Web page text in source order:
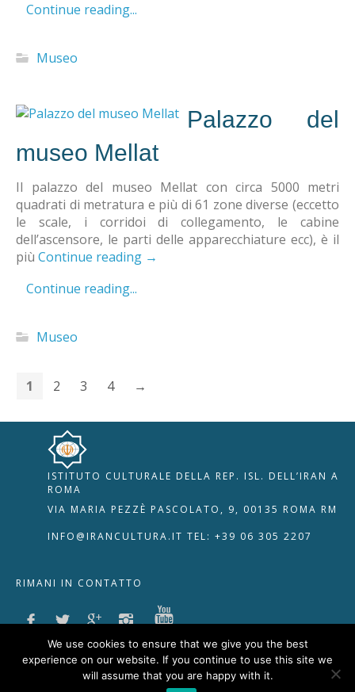
Continue reading...
Museo
Palazzo del
museo Mellat
Il palazzo del museo Mellat con circa 5000 metri
quadrati di metratura e più di 61 zone diverse (eccetto
le scale, i corridoi di collegamento, le cabine
dell’ascensore, le parti delle apparecchiature ecc), è il
più Continue reading →
Continue reading...
Museo
1 2 3 4 →
ISTITUTO CULTURALE DELLA REP. ISL. DELL’IRAN A
ROMA
VIA MARIA PEZZÈ PASCOLATO, 9, 00135 ROMA RM
INFO@IRANCULTURA.IT TEL: +39 06 305 2207
RIMANI IN CONTATTO
We use cookies to ensure that we give you the best
experience on our website. If you continue to use this site we
will assume that you are happy with it.
RIPRISTINA
Attuale: 100%
Alto Contrasto
Cursore Grande
Lettura Vocale Leggi